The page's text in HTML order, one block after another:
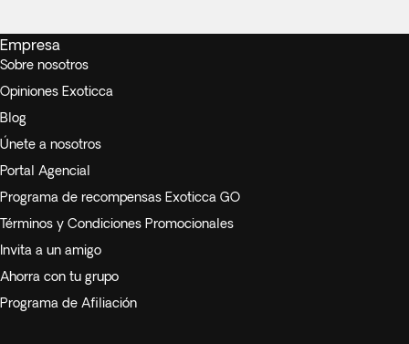
Empresa
Sobre nosotros
Opiniones Exoticca
Blog
Únete a nosotros
Portal Agencial
Programa de recompensas Exoticca GO
Términos y Condiciones Promocionales
Invita a un amigo
Ahorra con tu grupo
Programa de Afiliación